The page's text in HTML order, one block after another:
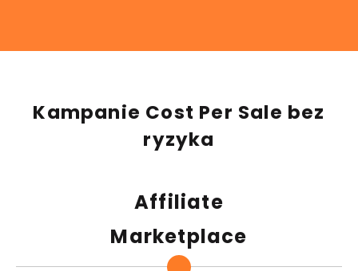
Kampanie Cost Per Sale bez
ryzyka
Affiliate
Marketplace